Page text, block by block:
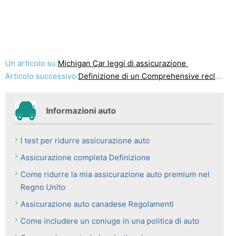
Un articolo su:Michigan Car leggi di assicurazione
Articolo successivo:Definizione di un Comprehensive reclamo di assicurazione auto
Informazioni auto
I test per ridurre assicurazione auto
Assicurazione completa Definizione
Come ridurre la mia assicurazione auto premium nel
Regno Unito
Assicurazione auto canadese Regolamenti
Come includere un coniuge in una politica di auto